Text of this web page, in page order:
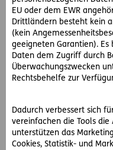
EU oder dem EWR
Drittländern besteht kein
(kein
geeigneten Garantien). Es
Daten dem Zugriff durch
Überwachungszwecken
Rechtsbehelfe zur
Dadurch verbessert sich
vereinfachen die Tools
unterstützen das
Cookies, Statistik- und
Flohmarkt-Kiste:
im Keller), in der Sie
Ihnen während des
sicher sind, ob Sie
Eine große Hilfe beim
wieder Platz gewonnen
Sie sich eine Belohnung!